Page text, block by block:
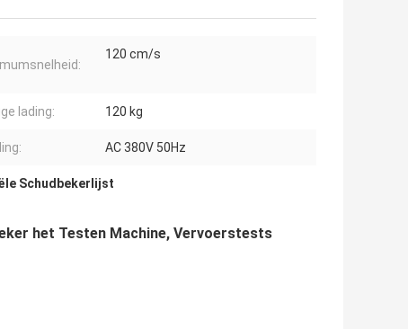
120 cm/s
lading: 120 kg
AC 380V 50Hz
Schudbekerlijst
het Testen Machine, Vervoerstests